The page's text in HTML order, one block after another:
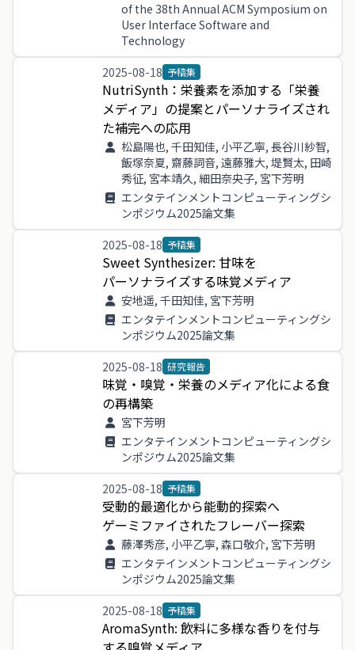
of the 38th Annual ACM Symposium on
User Interface Software and
Technology
2025-08-18 予稿集
NutriSynth： 栄養素を添加する 「栄養
メディア」 の提案とパーソナライズされ
た補完への応用
松島陽也, 千田知佳, 小平乙寧, 長谷川紗智,
飯塚奈夏, 齋藤詞音, 遠藤雅大, 堤賢太, 田崎
秀征, 宮本靖久, 細田奈央子, 宮下芳明
エンタテインメントコンピューティングシ
ンポジウム2025論文集
2025-08-18 予稿集
Sweet Synthesizer: 甘味を
パーソナライズする味覚メディア
安地遥, 千田知佳, 宮下芳明
エンタテインメントコンピューティングシ
ンポジウム2025論文集
2025-08-18 研究報告
味覚 ・ 嗅覚 ・ 栄養のメディア化による食
の再構築
宮下芳明
エンタテインメントコンピューティングシ
ンポジウム2025論文集
2025-08-18 予稿集
受動的最適化から能動的探索へ
ゲーミファイされたフレーバー探索
藤澤秀彦, 小平乙寧, 森口敬介, 宮下芳明
エンタテインメントコンピューティングシ
ンポジウム2025論文集
2025-08-18 予稿集
AromaSynth: 飲料に多様な香りを付与